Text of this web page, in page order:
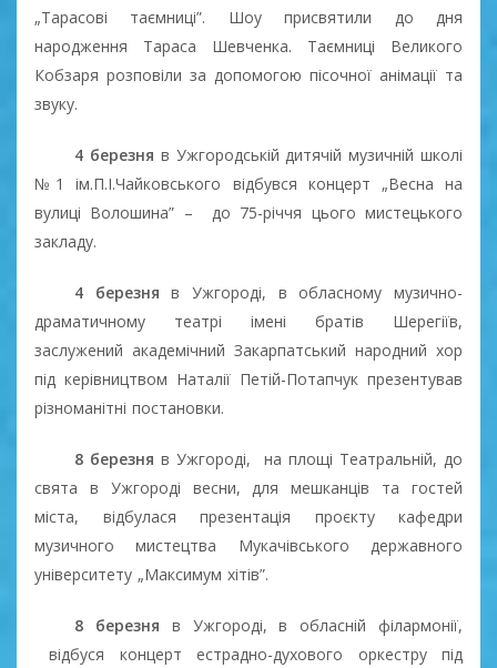
„Тарасові таємниці”. Шоу присвятили до дня
народження Тараса Шевченка. Таємниці Великого
Кобзаря розповіли за допомогою пісочної анімації та
звуку.
4 березня в Ужгородській дитячій музичній школі
№1 ім.П.І.Чайковського відбувся концерт „Весна на
вулиці Волошина” –
до 75-річчя цього мистецького
закладу.
4 березня в Ужгороді, в обласному музично-
драматичному театрі імені братів Шерегіїв,
заслужений академічний Закарпатський народний хор
під керівництвом Наталії Петій-Потапчук презентував
різноманітні постановки.
8 березня в Ужгороді,
на площі Театральній, до
свята в Ужгороді весни, для мешканців та гостей
міста, відбулася презентація проєкту кафедри
музичного мистецтва Мукачівського державного
університету „Максимум хітів”.
8 березня в Ужгороді, в обласній філармонії,
відбуся концерт естрадно-духового оркестру під